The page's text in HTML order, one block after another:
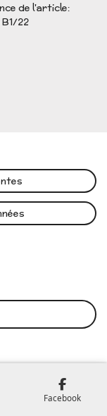
de l'article:
22
Facebook